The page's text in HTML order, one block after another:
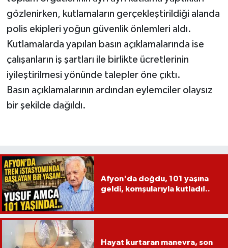
gözlenirken, kutlamaların gerçekleştirildiği alanda
polis ekipleri yoğun güvenlik önlemleri aldı.
Kutlamalarda yapılan basın açıklamalarında ise
çalışanların iş şartları ile birlikte ücretlerinin
iyileştirilmesi yönünde talepler öne çıktı.
Basın açıklamalarının ardından eylemciler olaysız
bir şekilde dağıldı.
Afyon'da doğdu, 101 yaşına
geldi, komşularıyla kutladı!..
Hayat kurtaran manevra, son